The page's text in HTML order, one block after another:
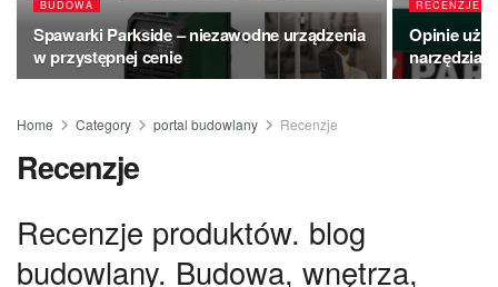
BUDOWA
Spawarki Parkside – niezawodne urządzenia
w przystępnej cenie
RECENZJE
Opinie
Home Category portal budowlany Recenzje
Recenzje
Recenzje produktów. blog
budowlany. Budowa, wnętrza,